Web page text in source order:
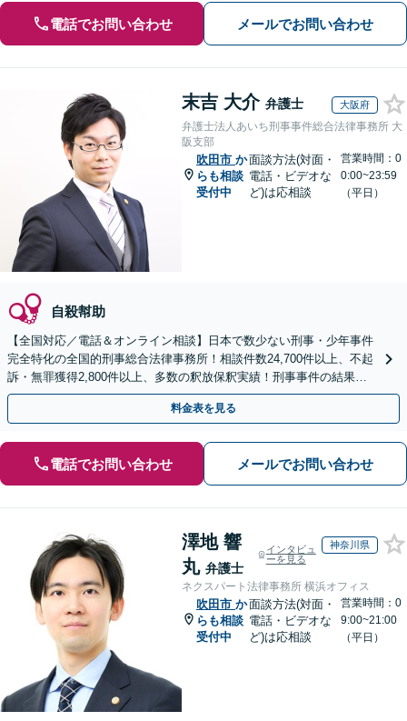
電話でお問い合わせ メールでお問い合わせ
末吉 大介 弁護士 大阪府
弁護士法人あいち刑事事件総合法律事務所 大
阪支部
吹田市 か
らも相談
受付中
面談方法(対面・
電話・ビデオな
ど)は応相談
営業時間：0
0:00~23:59
（平日）
自殺幇助
【全国対応／電話＆オンライン相談】日本で数少ない刑事・少年事件
完全特化の全国的刑事総合法律事務所！相談件数24,700件以上、不起
訴・無罪獲得2,800件以上、多数の釈放保釈実績！刑事事件の結果は
弁護士の腕次第で変わります【初回相談無料】
料金表を見る
電話でお問い合わせ メールでお問い合わせ
澤地 響
丸 弁護士
インタビュ
ーを見る
神奈川県
ネクスパート法律事務所 横浜オフィス
吹田市 か
らも相談
受付中
面談方法(対面・
電話・ビデオな
ど)は応相談
営業時間：0
9:00~21:00
（平日）